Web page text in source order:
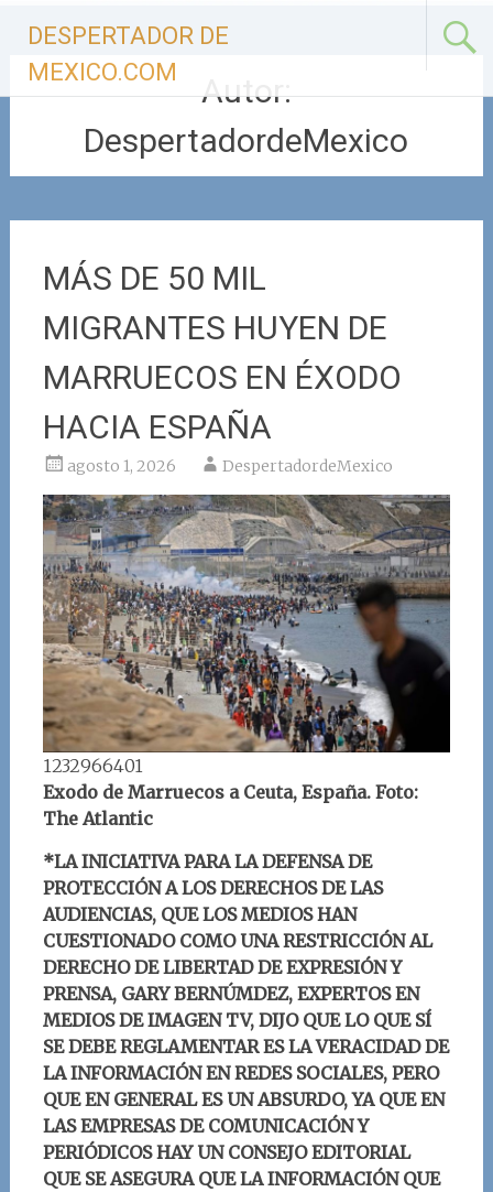
contenido
DESPERTADOR DE
MEXICO.COM
Autor:
DespertadordeMexico
MÁS DE 50 MIL
MIGRANTES HUYEN DE
MARRUECOS EN ÉXODO
HACIA ESPAÑA
agosto 1, 2026 DespertadordeMexico
1232966401
Exodo de Marruecos a Ceuta, España. Foto:
The Atlantic
*LA INICIATIVA PARA LA DEFENSA DE
PROTECCIÓN A LOS DERECHOS DE LAS
AUDIENCIAS, QUE LOS MEDIOS HAN
CUESTIONADO COMO UNA RESTRICCIÓN AL
DERECHO DE LIBERTAD DE EXPRESIÓN Y
PRENSA, GARY BERNÚMDEZ, EXPERTOS EN
MEDIOS DE IMAGEN TV, DIJO QUE LO QUE SÍ
SE DEBE REGLAMENTAR ES LA VERACIDAD DE
LA INFORMACIÓN EN REDES SOCIALES, PERO
QUE EN GENERAL ES UN ABSURDO, YA QUE EN
LAS EMPRESAS DE COMUNICACIÓN Y
PERIÓDICOS HAY UN CONSEJO EDITORIAL
QUE SE ASEGURA QUE LA INFORMACIÓN QUE